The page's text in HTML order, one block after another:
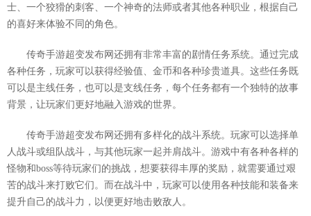
士、一个狡猾的刺客、一个神奇的法师或者其他各种职业，根据自己
的喜好来体验不同的角色。
传奇手游超变发布网还拥有非常丰富的剧情任务系统。通过完成
各种任务，玩家可以获得经验值、金币和各种珍贵道具。这些任务既
可以是主线任务，也可以是支线任务，每个任务都有一个独特的故事
背景，让玩家们更好地融入游戏的世界。
传奇手游超变发布网还拥有多样化的战斗系统。玩家可以选择单
人战斗或组队战斗，与其他玩家一起并肩战斗。游戏中有各种各样的
怪物和boss等待玩家们的挑战，想要获得丰厚的奖励，就需要通过艰
苦的战斗来打败它们。而在战斗中，玩家可以使用各种技能和装备来
提升自己的战斗力，以便更好地击败敌人。